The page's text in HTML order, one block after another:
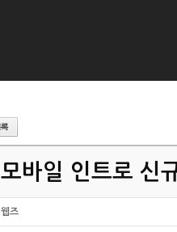
모바일 인트로 신
웹즈